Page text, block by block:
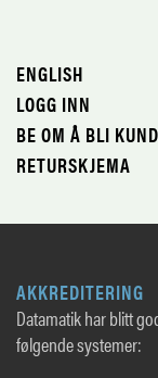
ENGLISH
LOGG INN
BE OM Å BLI
RETURSKJEMA
AKKREDITERING
Datamatik har blitt
følgende systemer: